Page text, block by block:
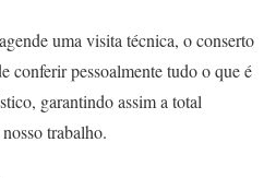
uma visita técnica, o conserto
conferir pessoalmente tudo o que é
garantindo assim a total
trabalho.